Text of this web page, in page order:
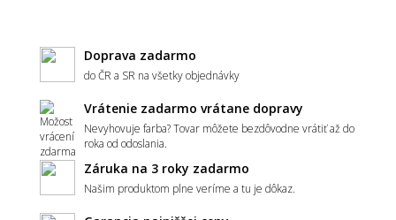
koberca?
Ako spoznám kvalitný metrážny koberec?
Doprava zadarmo
do ČR a SR na všetky objednávky
Vrátenie zadarmo vrátane dopravy
Nevyhovuje farba? Tovar môžete bezdôvodne vrátiť až do
roka od odoslania.
Záruka na 3 roky zadarmo
Našim produktom plne veríme a tu je dôkaz.